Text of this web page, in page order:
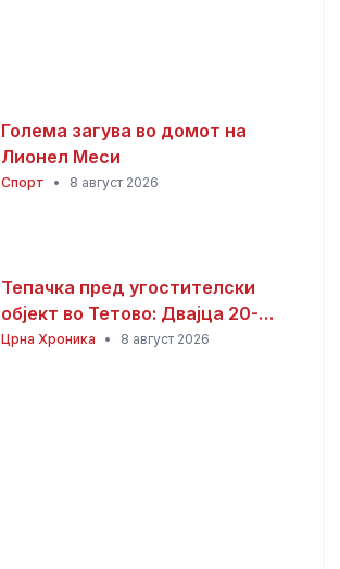
Голема загува во домот на
Лионел Меси
Спорт • 8 август 2026
Тепачка пред угостителски
објект во Тетово: Двајца 20-
годишници избодени со нож,
Црна Хроника • 8 август 2026